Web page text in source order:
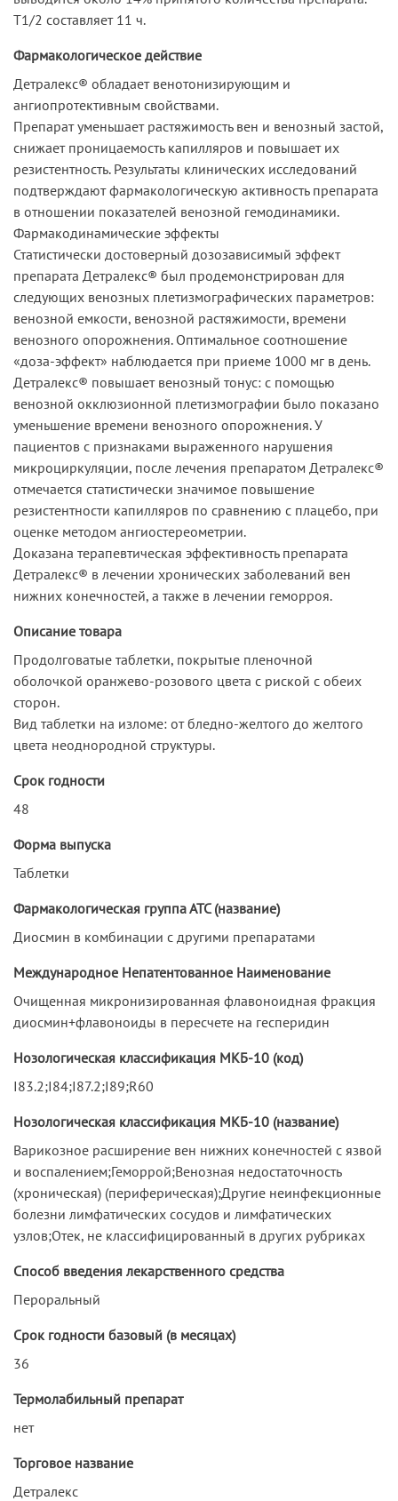
T1/2 составляет 11 ч.
Фармакологическое действие
Детралекс® обладает венотонизирующим и
ангиопротективным свойствами.
Препарат уменьшает растяжимость вен и венозный застой,
снижает проницаемость капилляров и повышает их
резистентность. Результаты клинических исследований
подтверждают фармакологическую активность препарата
в отношении показателей венозной гемодинамики.
Фармакодинамические эффекты
Статистически достоверный дозозависимый эффект
препарата Детралекс® был продемонстрирован для
следующих венозных плетизмографических параметров:
венозной емкости, венозной растяжимости, времени
венозного опорожнения. Оптимальное соотношение
«доза-эффект» наблюдается при приеме 1000 мг в день.
Детралекс® повышает венозный тонус: с помощью
венозной окклюзионной плетизмографии было показано
уменьшение времени венозного опорожнения. У
пациентов с признаками выраженного нарушения
микроциркуляции, после лечения препаратом Детралекс®
отмечается статистически значимое повышение
резистентности капилляров по сравнению с плацебо, при
оценке методом ангиостереометрии.
Доказана терапевтическая эффективность препарата
Детралекс® в лечении хронических заболеваний вен
нижних конечностей, а также в лечении геморроя.
Описание товара
Продолговатые таблетки, покрытые пленочной
оболочкой оранжево-розового цвета с риской с обеих
сторон.
Вид таблетки на изломе: от бледно-желтого до желтого
цвета неоднородной структуры.
Срок годности
48
Форма выпуска
Таблетки
Фармакологическая группа АТС (название)
Диосмин в комбинации с другими препаратами
Международное Непатентованное Наименование
Очищенная микронизированная флавоноидная фракция
диосмин+флавоноиды в пересчете на гесперидин
Нозологическая классификация МКБ-10 (код)
I83.2;I84;I87.2;I89;R60
Нозологическая классификация МКБ-10 (название)
Варикозное расширение вен нижних конечностей с язвой
и воспалением;Геморрой;Венозная недостаточность
(хроническая) (периферическая);Другие неинфекционные
болезни лимфатических сосудов и лимфатических
узлов;Отек, не классифицированный в других рубриках
Способ введения лекарственного средства
Пероральный
Срок годности базовый (в месяцах)
36
Термолабильный препарат
нет
Торговое название
Детралекс